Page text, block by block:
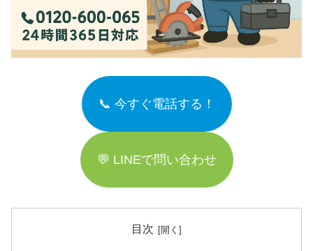
📞 今すぐ電話する！
💬 LINEで問い合わせ
目次